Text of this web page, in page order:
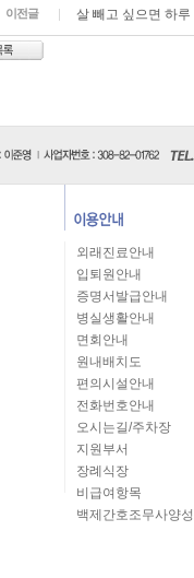
이전글 살 빼고 싶으면 하
외래진료안내
입퇴원안내
증명서발급안내
병실생활안내
면회안내
원내배치도
편의시설안내
전화번호안내
오시는길/주차장
지원부서
장례식장
비급여항목
백제간호조무사양